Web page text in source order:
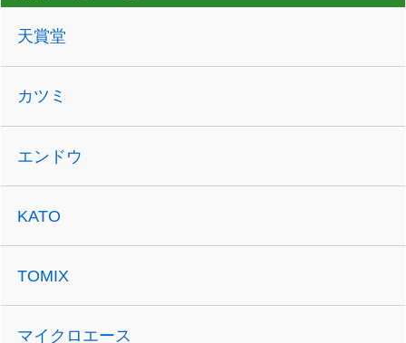
天賞堂
カツミ
エンドウ
KATO
TOMIX
マイクロエース